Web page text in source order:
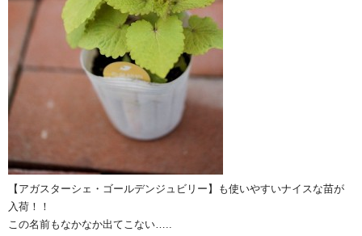
【アガスターシェ・ゴールデンジュビリー】も使いやすいナイスな苗が
入荷！！
この名前もなかなか出てこない…..